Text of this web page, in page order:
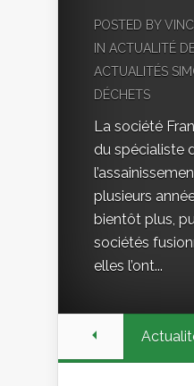
POSTED BY
IN ACTUALITÉ
ACTUALITÉS
DÉCHETS
La société
du spécialiste
plusieurs
bientôt plus,
sociétés
elles l’ont...